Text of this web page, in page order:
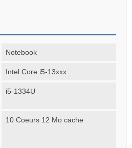
Notebook
Intel Core i5-13xxx
i5-1334U
10 Coeurs 12 Mo cache